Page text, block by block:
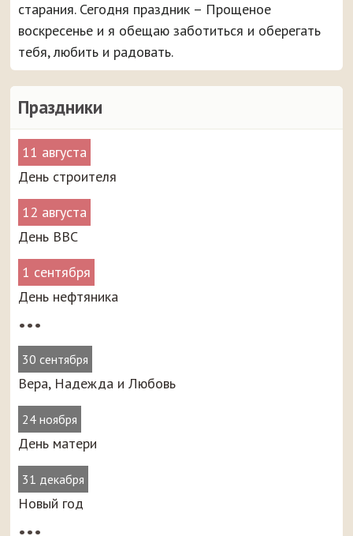
Праздники
11 августа
День строителя
12 августа
День ВВС
1 сентября
День нефтяника
•••
30 сентября
Вера, Надежда и Любовь
24 ноября
День матери
31 декабря
Новый год
•••
старания. Сегодня праздник – Прощеное
воскресенье и я обещаю заботиться и оберегать
тебя, любить и радовать.